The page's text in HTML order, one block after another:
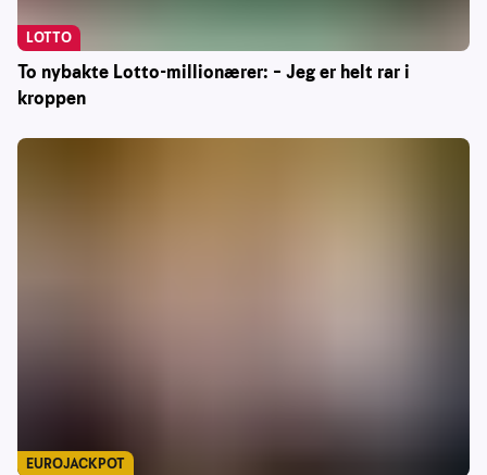
To nybakte Lotto-millionærer: – Jeg er helt rar i
kroppen
LOTTO
EUROJACKPOT